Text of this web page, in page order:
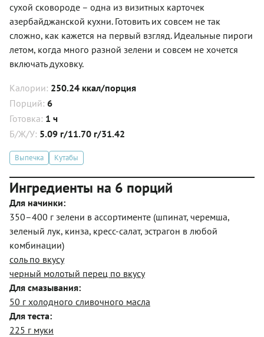
сухой сковороде – одна из визитных карточек
азербайджанской кухни. Готовить их совсем не так
сложно, как кажется на первый взгляд. Идеальные пироги
летом, когда много разной зелени и совсем не хочется
включать духовку.
Калории: 250.24 ккал/порция
Порций: 6
Готовка: 1 ч
Б/Ж/У: 5.09 г/11.70 г/31.42
Выпечка Кутабы
Ингредиенты на 6 порций
Для начинки:
350–400 г зелени в ассортименте (шпинат, черемша,
зеленый лук, кинза, кресс-салат, эстрагон в любой
комбинации)
соль по вкусу
черный молотый перец по вкусу
Для смазывания:
50 г холодного сливочного масла
Для теста:
225 г муки